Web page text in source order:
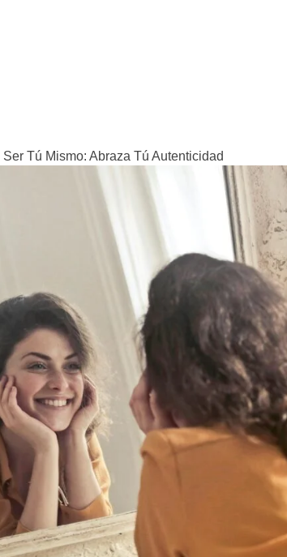
Tú Mismo: Abraza Tú Autenticidad